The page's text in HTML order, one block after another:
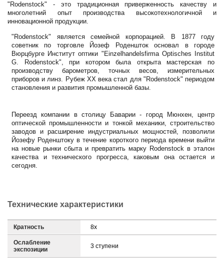
"Rodenstock" - это традиционная приверженность качеству и
многолетний опыт производства высокотехнологичной и
инновационной продукции.
"Rodenstock" является семейной корпорацией. В 1877 году
советник по торговле Йозеф Роденшток основал в городе
Вюрцбурге Институт оптики "Einzelhandelsfirma Optisches Institut
G. Rodenstock", при котором была открыта мастерская по
производству барометров, точных весов, измерительных
приборов и линз. Рубеж XX века стал для "Rodenstock" периодом
становления и развития промышленной базы.
Переезд компании в столицу Баварии - город Мюнхен, центр
оптической промышленности и тонкой механики, строительство
заводов и расширение индустриальных мощностей, позволили
Йозефу Роденштоку в течение короткого периода времени выйти
на новые рынки сбыта и превратить марку Rodenstock в эталон
качества и технического прогресса, каковым она остается и
сегодня.
Технические характеристики
Кратность 8х
Ослабление
экспозиции
3 ступени